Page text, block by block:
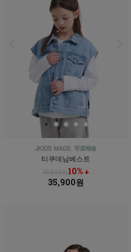
티쿠데님베스트
39,800원10% ↓
35,900원